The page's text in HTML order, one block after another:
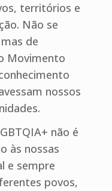
territórios e
Não se
de
Movimento
nossos
não é
às nossas
e sempre
povos,